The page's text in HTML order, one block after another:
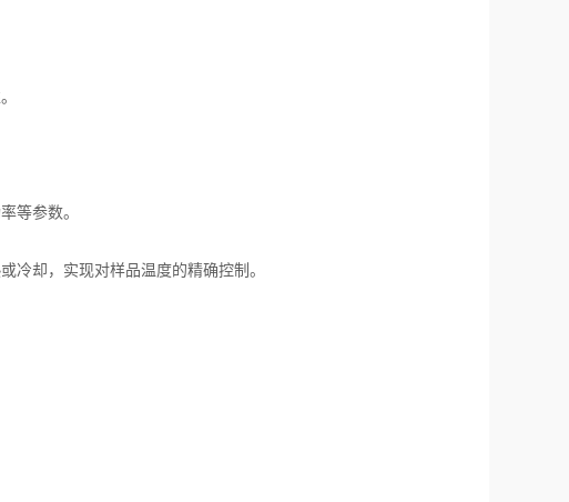
等参数。
却，实现对样品温度的精确控制。